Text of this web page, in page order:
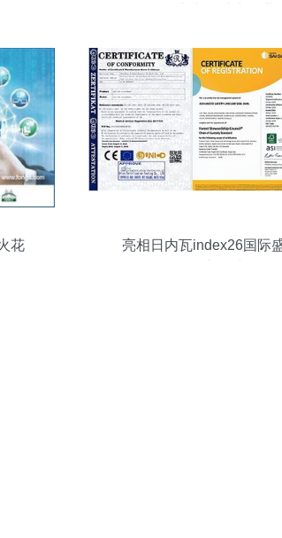
花
亮相日内瓦index26国际